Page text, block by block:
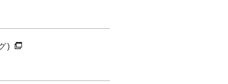
)